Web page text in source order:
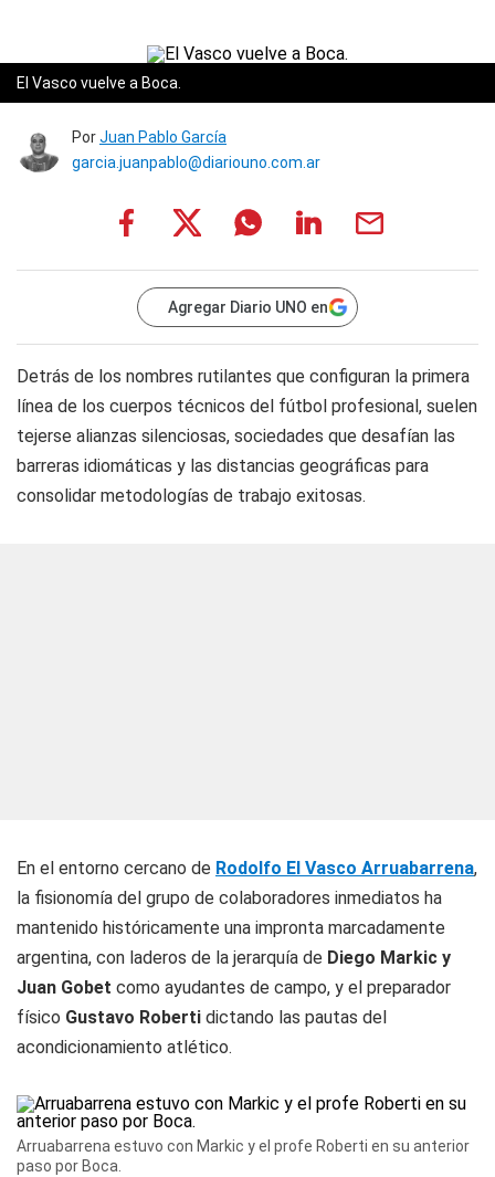
El Vasco vuelve a Boca.
PorJuan Pablo García
garcia.juanpablo@diariouno.com.ar
Agregar Diario UNO en
Detrás de los nombres rutilantes que configuran la primera
línea de los cuerpos técnicos del fútbol profesional, suelen
tejerse alianzas silenciosas, sociedades que desafían las
barreras idiomáticas y las distancias geográficas para
consolidar metodologías de trabajo exitosas.
En el entorno cercano de Rodolfo El Vasco Arruabarrena,
la fisionomía del grupo de colaboradores inmediatos ha
mantenido históricamente una impronta marcadamente
argentina, con laderos de la jerarquía de Diego Markic y
Juan Gobet como ayudantes de campo, y el preparador
físico Gustavo Roberti dictando las pautas del
acondicionamiento atlético.
Arruabarrena estuvo con Markic y el profe Roberti en su anterior
paso por Boca.